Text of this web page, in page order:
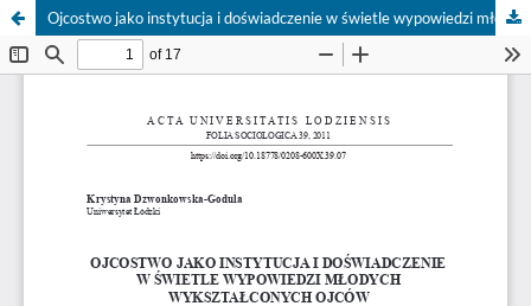
Ojcostwo jako instytucja i doświadczenie w świetle wypowiedzi młodych wykształconych ojców